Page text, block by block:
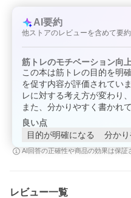
AI要約
他ストアのレビューを含めて要
筋トレのモチベーション向
この本は筋トレの目的を明
を促す内容が評価されてい
レに対する考え方が変わり
また、分かりやすく書かれ
良い点
目的が明確になる
分か
AI回答の正確性や商品の効果は保証
レビュー一覧